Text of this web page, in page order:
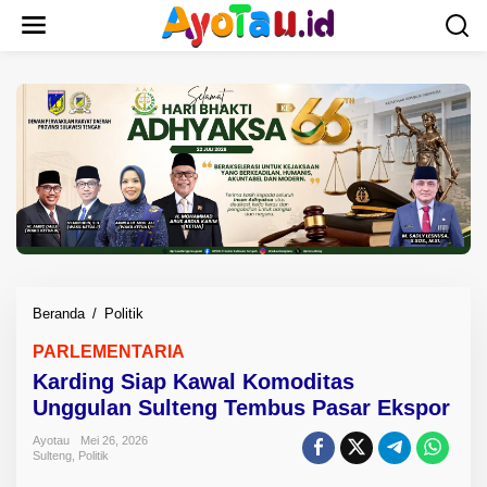
Beranda / Politik
r
d
i
g
PARLEMENTARIA
Karding Siap Kawal Komoditas
Unggulan Sulteng Tembus Pasar Ekspor
Ayotau
Mei 26, 2026
Sulteng Politik